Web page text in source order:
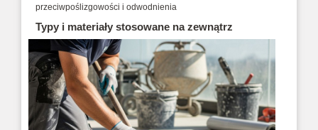
przeciwpoślizgowości i odwodnienia
Typy i materiały stosowane na zewnątrz